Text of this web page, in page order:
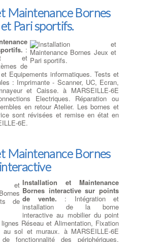
à MARSEILLE-6E ... Mais
ci sont fortement sollicités, ou bien
de défaillances du clavier sont
sinistre : renversement café,
humide
A l'inverse, si le clavier de
ne fonctionne pas du tout, il n'y a peut-
le clavier lui-même. Au lieu de cela,
peut ne pas fonctionner en raison d'un
chose à faire pour déterminer
est de démarrer votre ordinateur
clavier externe sur port usb. à
clavier ne fonctionne pas à cause d'un
la cause la plus courante est un pilote
un parasite Soft.:Trouver Un
Thermique sur Ordi
Portables
et
: Un
du
de
peut
si votre
Maintenance Bornes
Pari sportifs.
:
et
de
Equipements informatiques. Tests et
: Imprimante - Scanner, UC, Ecran,
et Caisse. à MARSEILLE-6E
Electriques. Réparation ou
en retour Atelier. Les bornes et
sont révisées et remise en état en
6E.
Maintenance Bornes
interactive
Installation et Maintenance
Bornes interactive sur points
de vente. : Intégration et
installation de la borne
interactive au mobilier du point
Réseau et Alimentation, Fixation
sol et muraux. à MARSEILLE-6E
fonctionnalité des périphériques,